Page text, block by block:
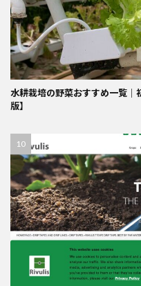
水耕栽培の野菜おすすめ一覧
版】